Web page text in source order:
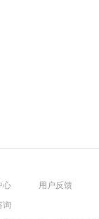
心
用户反馈
询